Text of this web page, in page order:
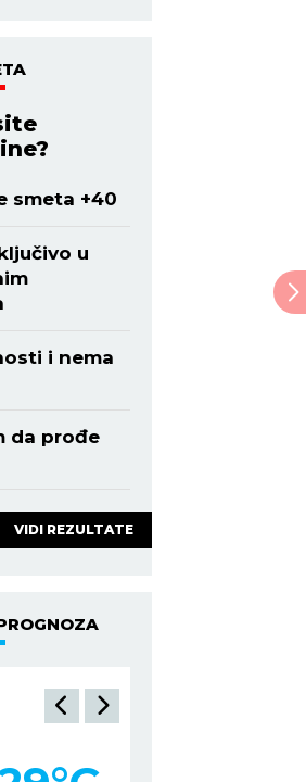
smeta +40
u
i nema
da prođe
VIDI REZULTATE